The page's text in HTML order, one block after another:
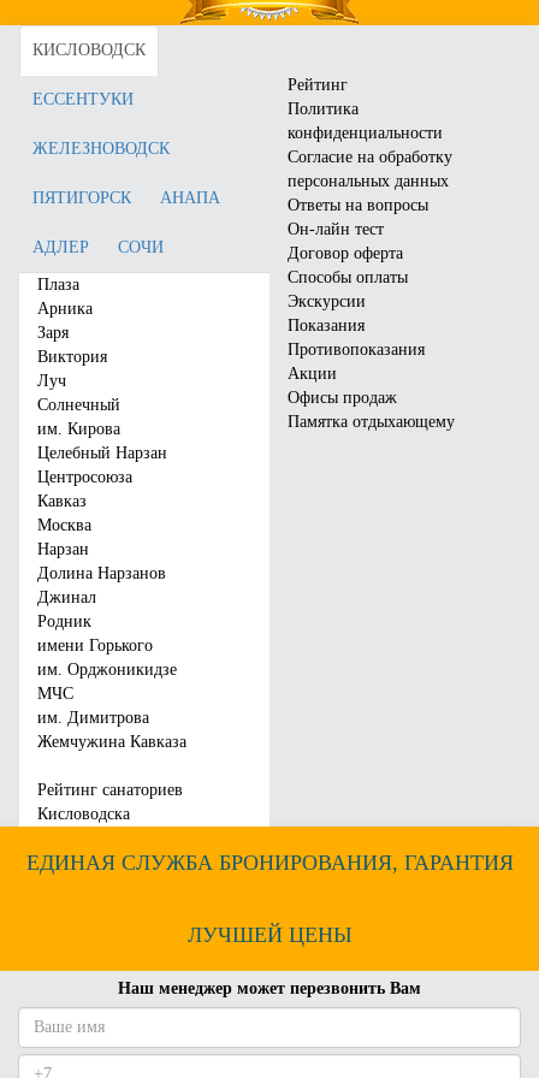
Цена от:4750руб.
Забронировать
Цена от:4750руб.
Город:
Отзывы:
Цена от:
Санаторий «Виктория»
Город:Ессентуки
КИСЛОВОДСК
ЕССЕНТУКИ
ЖЕЛЕЗНОВОДСК
ПЯТИГОРСК АНАПА
АДЛЕР СОЧИ
Плаза
Арника
Заря
Виктория
Луч
Солнечный
им. Кирова
Целебный Нарзан
Центросоюза
Кавказ
Москва
Нарзан
Долина Нарзанов
Джинал
Родник
имени Горького
им. Орджоникидзе
МЧС
им. Димитрова
Жемчужина Кавказа
Рейтинг санаториев
Кисловодска
Рейтинг
Политика
конфиденциальности
Согласие на обработку
персональных данных
Ответы на вопросы
Он-лайн тест
Договор оферта
Способы оплаты
Экскурсии
Показания
Противопоказания
Акции
Офисы продаж
Памятка отдыхающему
ЕДИНАЯ СЛУЖБА БРОНИРОВАНИЯ, ГАРАНТИЯ
ЛУЧШЕЙ ЦЕНЫ
Наш менеджер может перезвонить Вам